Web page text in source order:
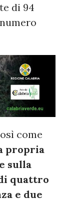
di 94
come
propria
sulla
quattro
e due